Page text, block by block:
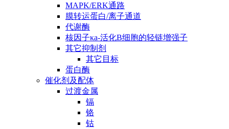
MAPK/ERK通路
膜转运蛋白/离子通道
代谢酶
核因子κa-活化B细胞的轻链增强子
其它抑制剂
其它目标
蛋白酶
催化剂及配体
过渡金属
镉
铬
钴